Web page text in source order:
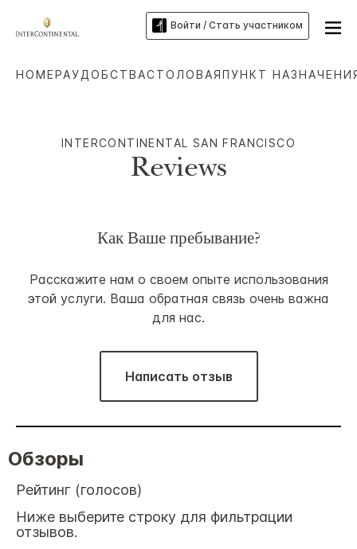
Войти / Стать участником
НОМЕРАУДОБСТВАСТОЛОВАЯПУНКТ
INTERCONTINENTAL SAN FRANCISCO
Reviews
Как Ваше пребывание?
Расскажите нам о своем опыте использования
этой услуги. Ваша обратная связь очень важна
для нас.
Написать отзыв